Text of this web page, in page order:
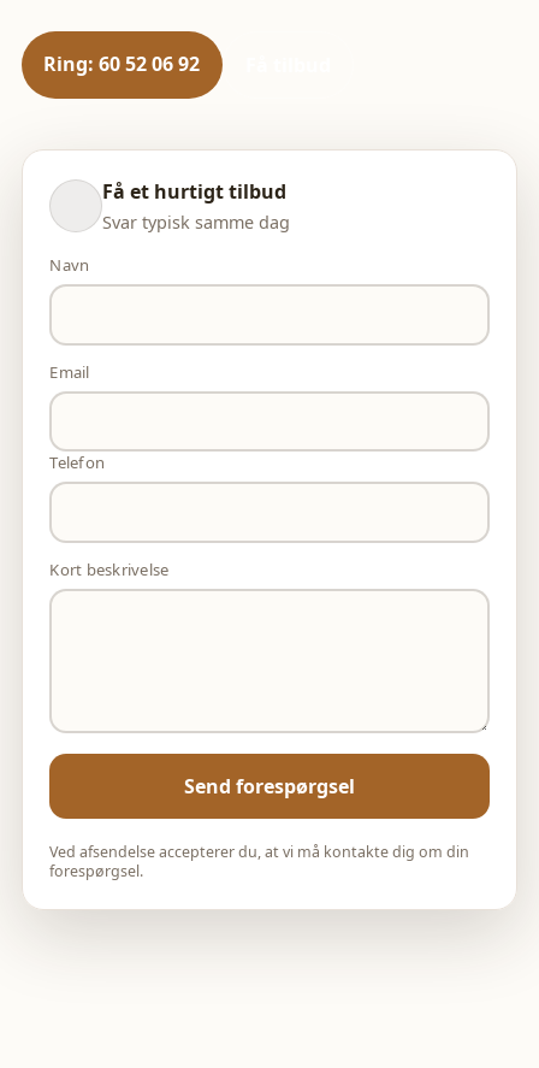
Ring: 60 52 06 92
Få et hurtigt tilbud
Svar typisk samme dag
Navn
Email
Telefon
Kort beskrivelse
Send forespørgsel
Ved afsendelse accepterer du, at vi må kontakte dig om din
forespørgsel.